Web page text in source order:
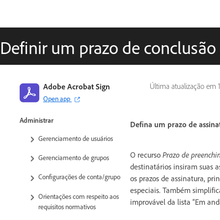
Definir um prazo de
Última atualização em
Adobe Acrobat Sign
Open app
usuários
Biblioteca de tutoriais em vídeo
Perguntas frequentes
Avaliação do Enterprise
Administrar
Gerenciamento de usuários
Gerenciamento de grupos
Configurações de conta/grupo
Orientações com respeito aos
requisitos normativos
Defina um prazo de
O recurso Prazo de
destinatários insiram suas
os prazos de assinatura,
especiais. Também
improvável da lista “Em